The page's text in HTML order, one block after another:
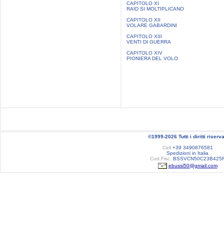
CAPITOLO XI
RAID SI MOLTIPLICANO
CAPITOLO XII
VOLARE GABARDINI
CAPITOLO XIII
VENTI DI GUERRA
CAPITOLO XIV
PIONIERA DEL VOLO
©1999-2026 Tutti i diritti
Cell+39 3490876581
Spedizioni in Italia
Cod.Fisc.
ebussi50@gmail.com